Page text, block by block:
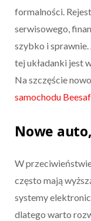
formalności.
serwisowego,
szybko i
tej układanki jest
Na szczęście
samochodu
Nowe
W
często mają
systemy
dlatego warto